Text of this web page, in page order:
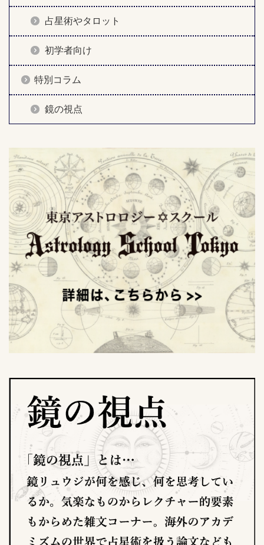
占星術やタロット
初学者向け
特別コラム
鏡の視点